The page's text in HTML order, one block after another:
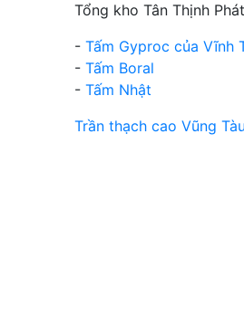
Tổng kho Tân Thịnh Phát
- Tấm Gyproc của Vĩnh
- Tấm Boral
- Tấm Nhật
Trần thạch cao Vũng